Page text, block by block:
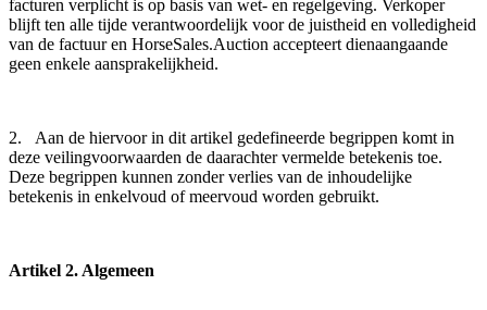
facturen verplicht is op basis van wet- en regelgeving. Verkoper
blijft ten alle tijde verantwoordelijk voor de juistheid en volledigheid
van de factuur en HorseSales.Auction accepteert dienaangaande
geen enkele aansprakelijkheid.
2. Aan de hiervoor in dit artikel gedefineerde begrippen komt in
deze veilingvoorwaarden de daarachter vermelde betekenis toe.
Deze begrippen kunnen zonder verlies van de inhoudelijke
betekenis in enkelvoud of meervoud worden gebruikt.
Artikel 2. Algemeen